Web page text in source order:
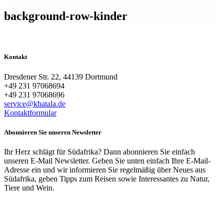
background-row-kinder
Kontakt
Dresdener Str. 22, 44139 Dortmund
+49 231 97068694
+49 231 97068696
service@khatala.de
Kontaktformular
Abonnieren Sie unseren Newsletter
Ihr Herz schlägt für Südafrika? Dann abonnieren Sie einfach
unseren E-Mail Newsletter. Geben Sie unten einfach Ihre E-Mail-
Adresse ein und wir informieren Sie regelmäßig über Neues aus
Südafrika, geben Tipps zum Reisen sowie Interessantes zu Natur,
Tiere und Wein.